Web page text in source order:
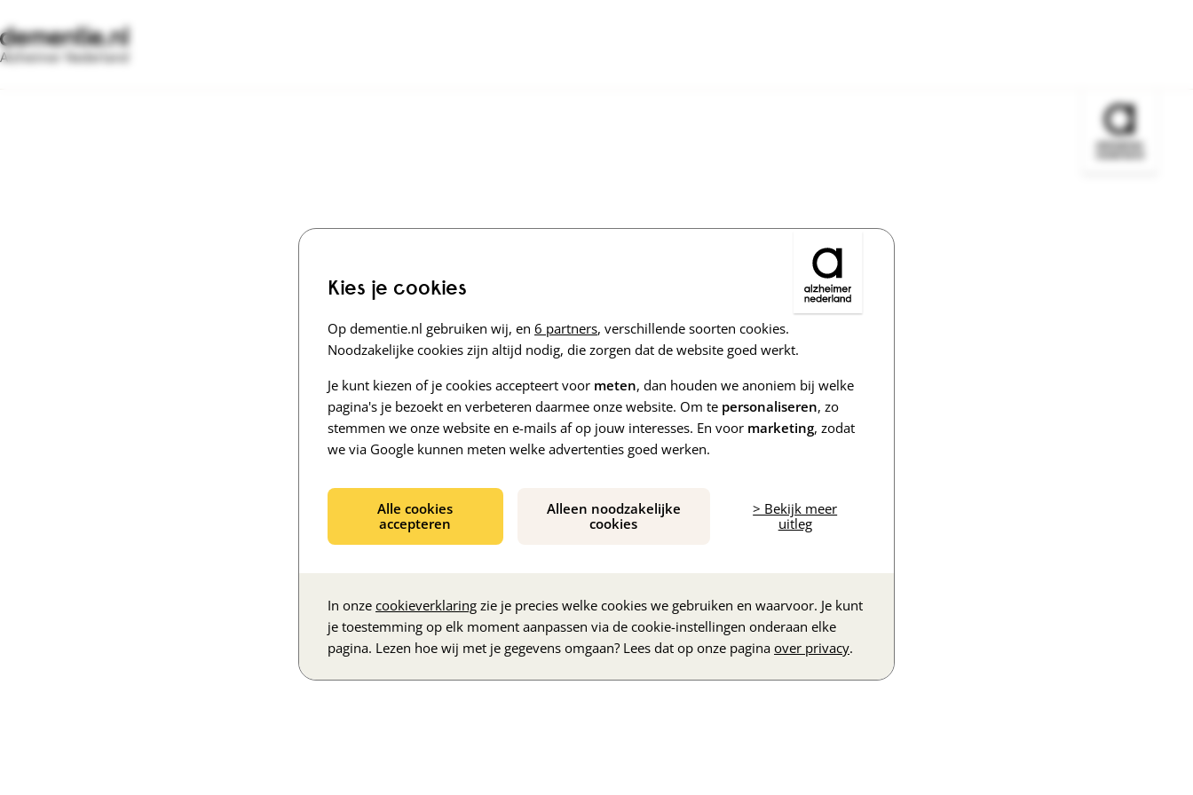
Kies je cookies
Op dementie.nl gebruiken wij, en 6 partners, verschillende soorten cookies.
Noodzakelijke cookies zijn altijd nodig, die zorgen dat de website goed werkt.
Je kunt kiezen of je cookies accepteert voor meten, dan houden we anoniem bij welke
pagina's je bezoekt en verbeteren daarmee onze website. Om te personaliseren, zo
stemmen we onze website en e-mails af op jouw interesses. En voor marketing, zodat
we via Google kunnen meten welke advertenties goed werken.
Alle cookies
accepteren
Alleen noodzakelijke
cookies
> Bekijk meer
uitleg
In onze cookieverklaring zie je precies welke cookies we gebruiken en waarvoor. Je kunt
je toestemming op elk moment aanpassen via de cookie-instellingen onderaan elke
pagina. Lezen hoe wij met je gegevens omgaan? Lees dat op onze pagina over privacy.
Alzheimer Nederland
Bezoek de